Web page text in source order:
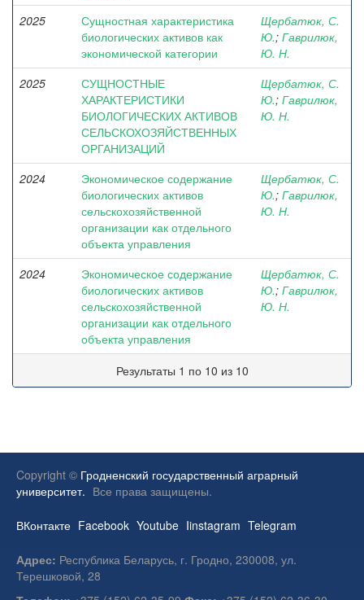
2025
Сущностная характеристика
биологических активов как
экономической категории
Щербатюк, С.
Ю.; Гаврилюк,
Ю. Н.
2025
СУЩНОСТНЫЕ
ХАРАКТЕРИСТИКИ
БИОЛОГИЧЕСКИХ АКТИВОВ
СЕЛЬСКОХОЗЯЙСТВЕННЫХ
ОРГАНИЗАЦИЙ
Щербатюк, С.
Ю.; Гаврилюк,
Ю. Н.
2024
Экономическое содержание
биологических активов
сельскохозяйственной
организации как отдельного
объекта управления
Щербатюк, С.
Ю.; Гаврилюк,
Ю. Н.
2024
Экономическое содержание
биологических активов
сельскохозяйственной
организации как отдельного
объекта управления
Щербатюк, С.
Ю.; Гаврилюк,
Ю. Н.
Результаты 1 по 10 из 10
Copyright © Гродненский государственный аграрный
университет. Все права защищены.
ВКонтакте Facebook Youtube Iinstagram Telegram
Адрес: Республика Беларусь, г. Гродно, 230008, ул.
Терешковой, 28